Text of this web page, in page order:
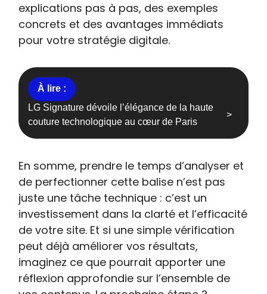
explications pas à pas, des exemples
concrets et des avantages immédiats
pour votre stratégie digitale.
LG Signature dévoile l’élégance de la haute
couture technologique au cœur de Paris
En somme, prendre le temps d’analyser et
de perfectionner cette balise n’est pas
juste une tâche technique : c’est un
investissement dans la clarté et l’efficacité
de votre site. Et si une simple vérification
peut déjà améliorer vos résultats,
imaginez ce que pourrait apporter une
réflexion approfondie sur l’ensemble de